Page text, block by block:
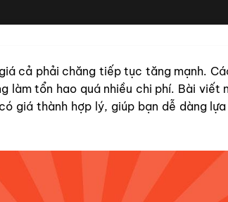
cả phải chăng tiếp tục tăng mạnh.
làm tổn hao quá nhiều chi phí. Bài viết
giá thành hợp lý, giúp bạn dễ dàng